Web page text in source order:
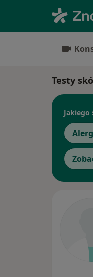
Testy
Jakiego